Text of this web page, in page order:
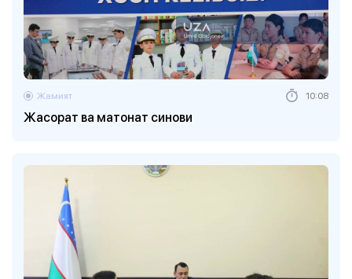
Жасорат ва матонат синови
Жамият 10:08